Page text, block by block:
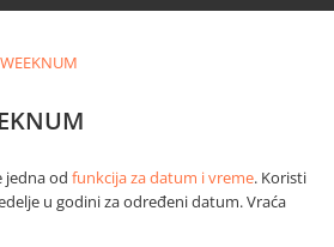
jedna od funkcija za datum i vreme. Koristi
u godini za određeni datum. Vraća